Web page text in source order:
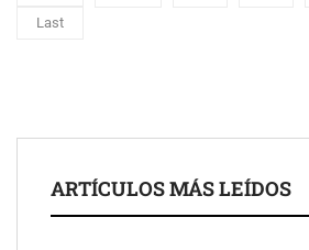
Last
ARTÍCULOS MÁS LEÍDOS